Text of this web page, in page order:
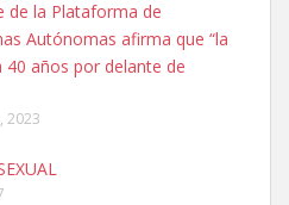
asustada tiene miedo a la
de la Plataforma de
Autónomas afirma que “la
40 años por delante de
2023